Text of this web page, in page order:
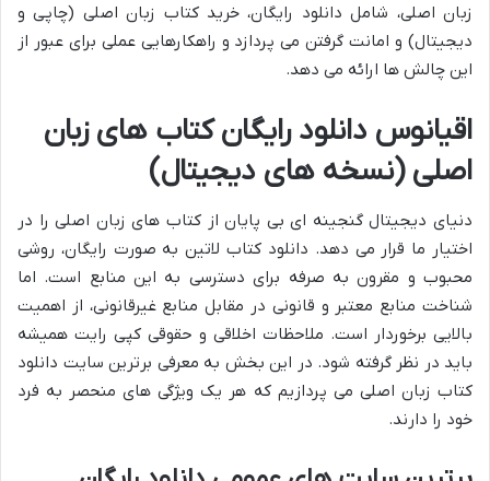
زبان اصلی، شامل دانلود رایگان، خرید کتاب زبان اصلی (چاپی و
دیجیتال) و امانت گرفتن می پردازد و راهکارهایی عملی برای عبور از
این چالش ها ارائه می دهد.
اقیانوس دانلود رایگان کتاب های زبان
اصلی (نسخه های دیجیتال)
دنیای دیجیتال گنجینه ای بی پایان از کتاب های زبان اصلی را در
اختیار ما قرار می دهد. دانلود کتاب لاتین به صورت رایگان، روشی
محبوب و مقرون به صرفه برای دسترسی به این منابع است. اما
شناخت منابع معتبر و قانونی در مقابل منابع غیرقانونی، از اهمیت
بالایی برخوردار است. ملاحظات اخلاقی و حقوقی کپی رایت همیشه
باید در نظر گرفته شود. در این بخش به معرفی برترین سایت دانلود
کتاب زبان اصلی می پردازیم که هر یک ویژگی های منحصر به فرد
خود را دارند.